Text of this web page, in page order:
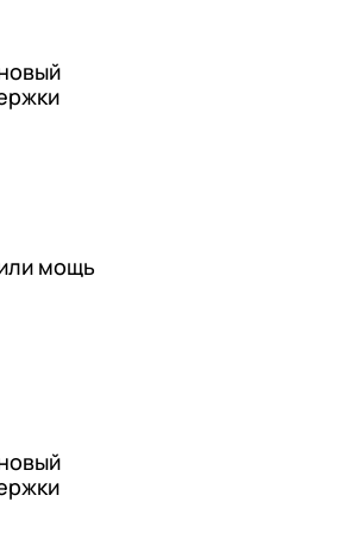
мощь